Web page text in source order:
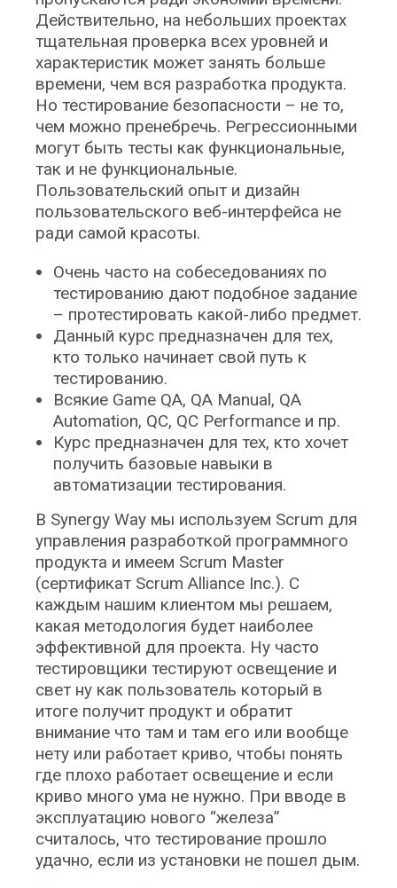
Действительно, на небольших проектах
тщательная проверка всех уровней и
характеристик может занять больше
времени, чем вся разработка продукта.
Но тестирование безопасности – не то,
чем можно пренебречь. Регрессионными
могут быть тесты как функциональные,
так и не функциональные.
Пользовательский опыт и дизайн
пользовательского веб-интерфейса не
ради самой красоты.
Очень часто на собеседованиях по
тестированию дают подобное задание
– протестировать какой-либо предмет.
Данный курс предназначен для тех,
кто только начинает свой путь к
тестированию.
Всякие Game QA, QA Manual, QA
Automation, QC, QC Performance и пр.
Курс предназначен для тех, кто хочет
получить базовые навыки в
автоматизации тестирования.
В Synergy Way мы используем Scrum для
управления разработкой программного
продукта и имеем Scrum Master
(сертификат Scrum Alliance Inc.). С
каждым нашим клиентом мы решаем,
какая методология будет наиболее
эффективной для проекта. Ну часто
тестировщики тестируют освещение и
свет ну как пользователь который в
итоге получит продукт и обратит
внимание что там и там его или вообще
нету или работает криво, чтобы понять
где плохо работает освещение и если
криво много ума не нужно. При вводе в
эксплуатацию нового “железа”
считалось, что тестирование прошло
удачно, если из установки не пошел дым.